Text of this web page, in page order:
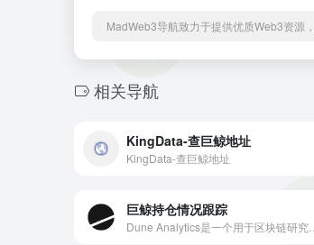
MadWeb3导航致力于提供优质Web3资源
相关导航
KingData-查巨鲸地址
KingData-查巨鲸地址
巨鲸持仓情况跟踪